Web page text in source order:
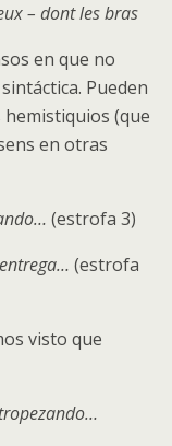
– dont les bras
en que no
Pueden
(que
en otras
(estrofa 3)
(estrofa
visto que